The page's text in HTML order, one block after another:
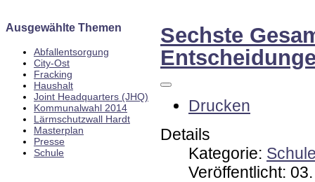
Ausgewählte Themen
Abfallentsorgung
City-Ost
Fracking
Haushalt
Joint Headquarters (JHQ)
Kommunalwahl 2014
Lärmschutzwall Hardt
Masterplan
Presse
Schule
Sechste
Drucken
Details
Kategorie:
Veröffentlicht: